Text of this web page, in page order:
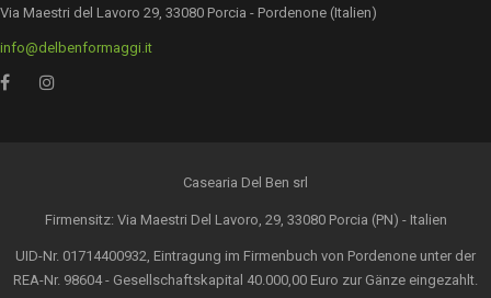
Via Maestri del Lavoro 29, 33080 Porcia - Pordenone (Italien)
info@delbenformaggi.it
Casearia Del Ben srl
Firmensitz: Via Maestri Del Lavoro, 29, 33080 Porcia (PN) - Italien
UID-Nr. 01714400932, Eintragung im Firmenbuch von Pordenone unter der
REA-Nr. 98604 - Gesellschaftskapital 40.000,00 Euro zur Gänze eingezahlt.